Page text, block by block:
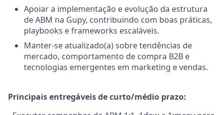
Apoiar a implementação e evolução da estrutura
de ABM na Gupy, contribuindo com boas práticas,
playbooks e frameworks escaláveis.
Manter-se atualizado(a) sobre tendências de
mercado, comportamento de compra B2B e
tecnologias emergentes em marketing e vendas.
Principais entregáveis de curto/médio prazo: